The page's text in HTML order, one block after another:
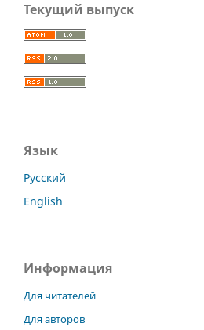
Текущий выпуск
Язык
Русский
English
Информация
Для читателей
Для авторов